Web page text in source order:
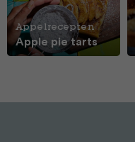
Appelrecepten
Apple pie tarts